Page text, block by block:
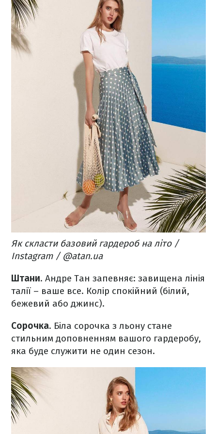
Як скласти базовий гардероб на літо /
Instagram / @atan.ua
Штани. Андре Тан запевняє: завищена лінія
талії – ваше все. Колір спокійний (білий,
бежевий або джинс).
Сорочка. Біла сорочка з льону стане
стильним доповненням вашого гардеробу,
яка буде служити не один сезон.